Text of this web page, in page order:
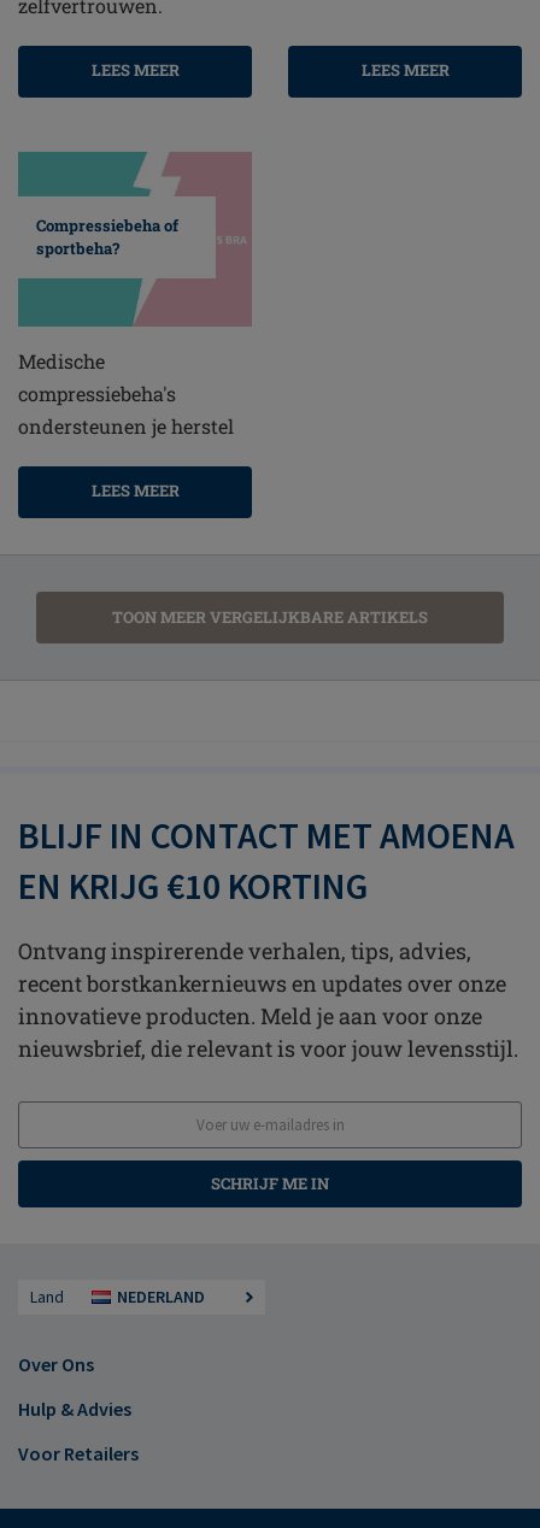
zelfvertrouwen.
LEES MEER LEES MEER
Compressiebeha of
sportbeha?
Medische
compressiebeha's
ondersteunen je herstel
LEES MEER
TOON MEER VERGELIJKBARE ARTIKELS
BLIJF IN CONTACT MET AMOENA
EN KRIJG €10 KORTING
Ontvang inspirerende verhalen, tips, advies,
recent borstkankernieuws en updates over onze
innovatieve producten. Meld je aan voor onze
nieuwsbrief, die relevant is voor jouw levensstijl.
SCHRIJF ME IN
Land NEDERLAND
Over Ons
Hulp & Advies
Voor Retailers